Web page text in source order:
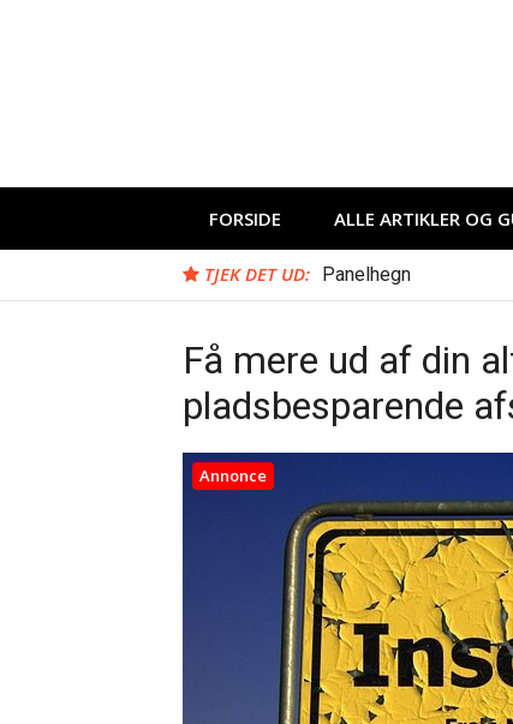
FORSIDE ALLE ARTIKLER OG
TJEK DET UD: Panelhegn
Få mere ud af din
pladsbesparende
Annonce